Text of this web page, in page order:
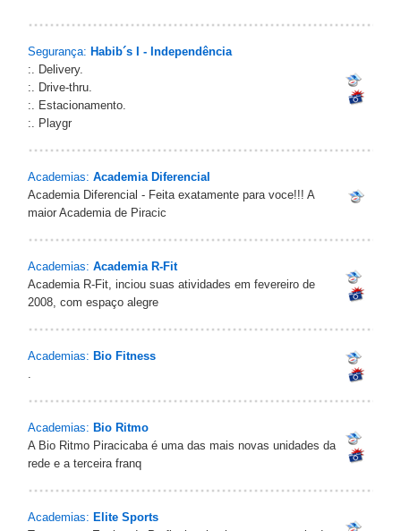
Segurança: Habib´s I - Independência
:. Delivery.
:. Drive-thru.
:. Estacionamento.
:. Playgr
Academias: Academia Diferencial
Academia Diferencial - Feita exatamente para voce!!! A
maior Academia de Piracic
Academias: Academia R-Fit
Academia R-Fit, inciou suas atividades em fevereiro de
2008, com espaço alegre
Academias: Bio Fitness
.
Academias: Bio Ritmo
A Bio Ritmo Piracicaba é uma das mais novas unidades da
rede e a terceira franq
Academias: Elite Sports